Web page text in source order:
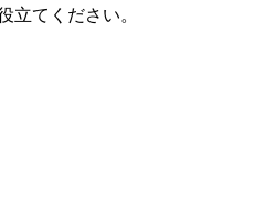
てください。